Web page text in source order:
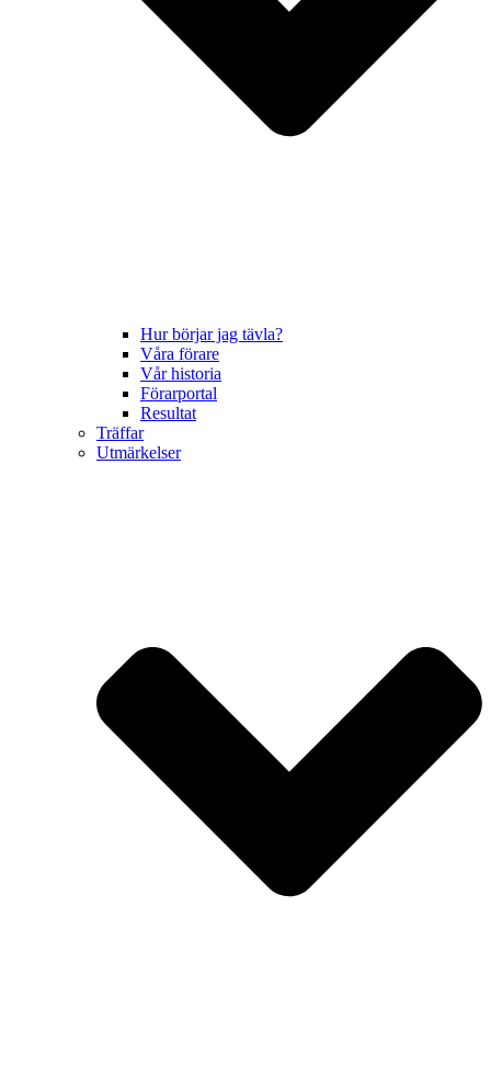
Hur börjar jag tävla?
Våra förare
Vår historia
Förarportal
Resultat
Träffar
Utmärkelser